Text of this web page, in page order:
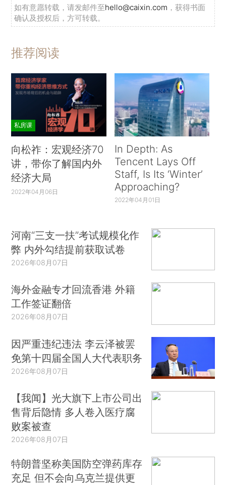
如有意愿转载，请发邮件至hello@caixin.com ，获得书面
确认及授权后，方可转载。
推荐阅读
私房课
向松祚：宏观经济70
讲，带你了解国内外
经济大局
2022年04月06日
In Depth: As
Tencent Lays Off
Staff, Is Its ‘Winter’
Approaching?
2022年04月01日
河南“三支一扶”考试规模化作
弊 内外勾结提前获取试卷
2026年08月07日
海外金融专才回流香港 外籍
工作签证翻倍
2026年08月07日
因严重违纪违法 李云泽被罢
免第十四届全国人大代表职务
2026年08月07日
【我闻】光大旗下上市公司出
售背后隐情 多人卷入医疗腐
败案被查
2026年08月07日
特朗普坚称美国防空弹药库存
充足 但不会向乌克兰提供更